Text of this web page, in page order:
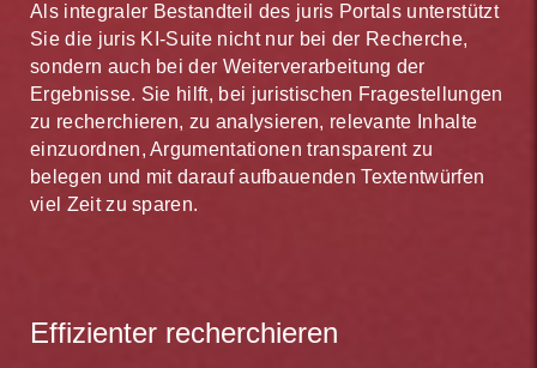
Als integraler Bestandteil des juris Portals unterstützt
Sie die juris KI-Suite nicht nur bei der Recherche,
sondern auch bei der Weiterverarbeitung der
Ergebnisse. Sie hilft, bei juristischen Fragestellungen
zu recherchieren, zu analysieren, relevante Inhalte
einzuordnen, Argumentationen transparent zu
belegen und mit darauf aufbauenden Textentwürfen
viel Zeit zu sparen.
Effizienter recherchieren